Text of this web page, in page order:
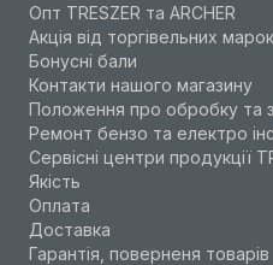
Опт TRESZER та ARCHER
Акція від торгівельних
Бонусні бали
Контакти нашого магазину
Положення про обробку та
Ремонт бензо та електро
Сервісні центри продукції
Якість
Оплата
Доставка
Гарантія, поверненя товарів